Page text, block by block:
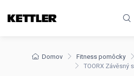
Domov Fitness pomôcky
TOORX Závěsný